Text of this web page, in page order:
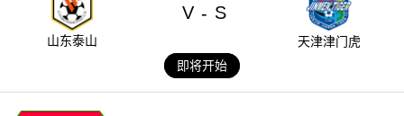
山东泰山
V - S
天津津门虎
即将开始